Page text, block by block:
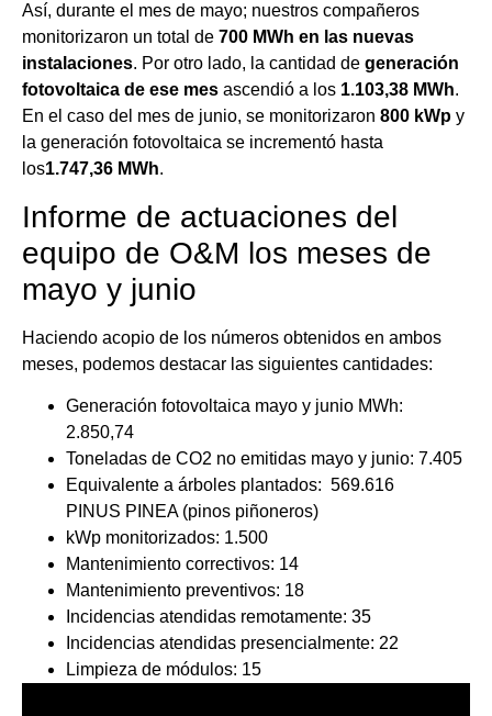
Así, durante el mes de mayo; nuestros compañeros
monitorizaron un total de 700 MWh en las nuevas
instalaciones. Por otro lado, la cantidad de generación
fotovoltaica de ese mes ascendió a los 1.103,38 MWh.
En el caso del mes de junio, se monitorizaron 800 kWp y
la generación fotovoltaica se incrementó hasta
los1.747,36 MWh.
Informe de actuaciones del
equipo de O&M los meses de
mayo y junio
Haciendo acopio de los números obtenidos en ambos
meses, podemos destacar las siguientes cantidades:
Generación fotovoltaica mayo y junio MWh:
2.850,74
Toneladas de CO2 no emitidas mayo y junio: 7.405
Equivalente a árboles plantados: 569.616
PINUS PINEA (pinos piñoneros)
kWp monitorizados: 1.500
Mantenimiento correctivos: 14
Mantenimiento preventivos: 18
Incidencias atendidas remotamente: 35
Incidencias atendidas presencialmente: 22
Limpieza de módulos: 15